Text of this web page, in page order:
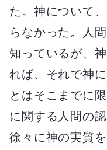
た。神について
らなかった。人
知っているが、
れば、それで神
とはそこまでに
に関する人間の
徐々に神の実質